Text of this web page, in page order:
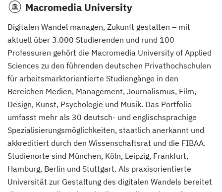
Journalismus (Vollzeit)
Medien- und Kommuni­kations­management (DE/EN)
(Vollzeit)
Medien- und Kommunikationsdesign (Vollzeit)
Medien- und Werbepsychologie (Vollzeit)
Musikmanagement
Macromedia University
Digitalen Wandel managen, Zukunft gestalten – mit
aktuell über 3.000 Studierenden und rund 100
Professuren gehört die Macromedia University of Applied
Sciences zu den führenden deutschen Privathochschulen
für arbeitsmarktorientierte Studiengänge in den
Bereichen Medien, Management, Journalismus, Film,
Design, Kunst, Psychologie und Musik. Das Portfolio
umfasst mehr als 30 deutsch- und englischsprachige
Spezialisierungsmöglichkeiten, staatlich anerkannt und
akkreditiert durch den Wissenschaftsrat und die FIBAA.
Studienorte sind München, Köln, Leipzig, Frankfurt,
Hamburg, Berlin und Stuttgart. Als praxisorientierte
Universität zur Gestaltung des digitalen Wandels bereitet